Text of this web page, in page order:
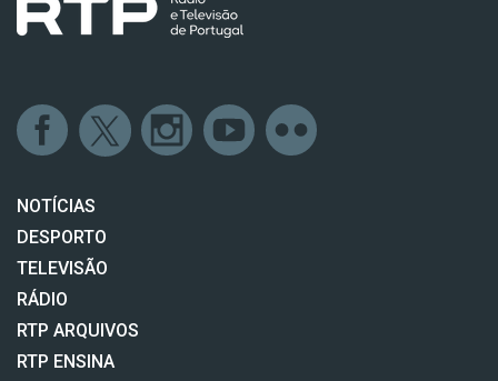
NOTÍCIAS
DESPORTO
TELEVISÃO
RÁDIO
RTP ARQUIVOS
RTP ENSINA